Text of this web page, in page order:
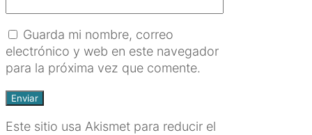
Guarda mi nombre, correo
electrónico y web en este navegador
para la próxima vez que comente.
Este sitio usa Akismet para reducir el